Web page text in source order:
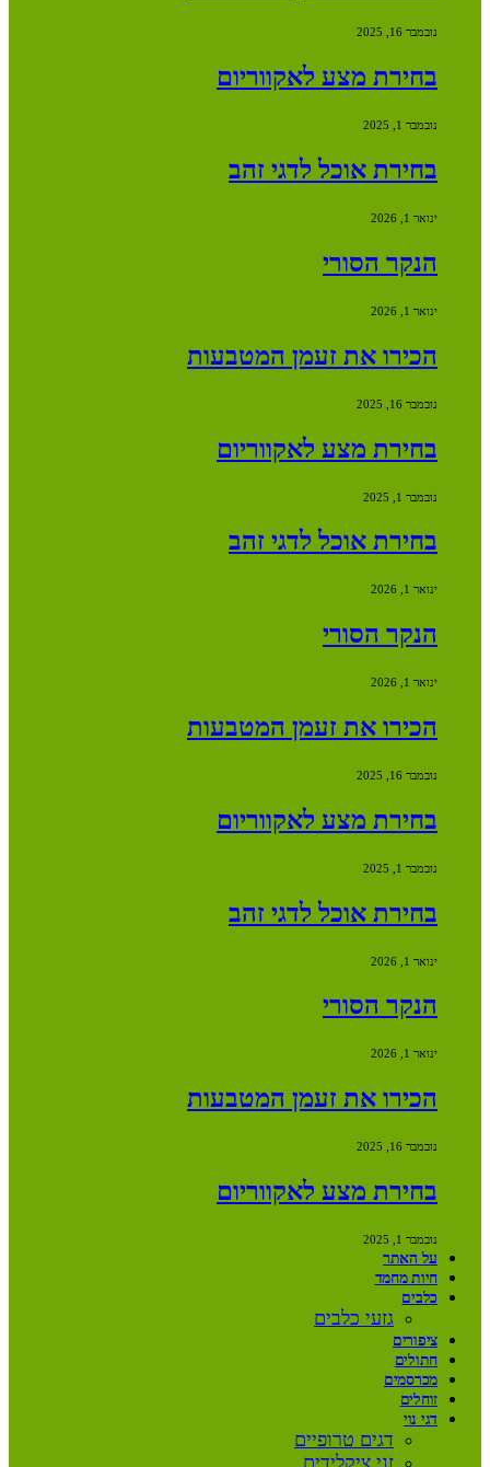
נובמבר 16, 2025
בחירת מצע לאקווריום
נובמבר 1, 2025
בחירת אוכל לדגי זהב
ינואר 1, 2026
הנקר הסורי
ינואר 1, 2026
הכירו את זעמן המטבעות
נובמבר 16, 2025
בחירת מצע לאקווריום
נובמבר 1, 2025
בחירת אוכל לדגי זהב
ינואר 1, 2026
הנקר הסורי
ינואר 1, 2026
הכירו את זעמן המטבעות
נובמבר 16, 2025
בחירת מצע לאקווריום
נובמבר 1, 2025
בחירת אוכל לדגי זהב
ינואר 1, 2026
הנקר הסורי
ינואר 1, 2026
הכירו את זעמן המטבעות
נובמבר 16, 2025
בחירת מצע לאקווריום
נובמבר 1, 2025
על האתר
חיות מחמד
כלבים
גזעי כלבים
ציפורים
חתולים
מכרסמים
זוחלים
דגי נוי
דגים טרופיים
זני ציקלידים